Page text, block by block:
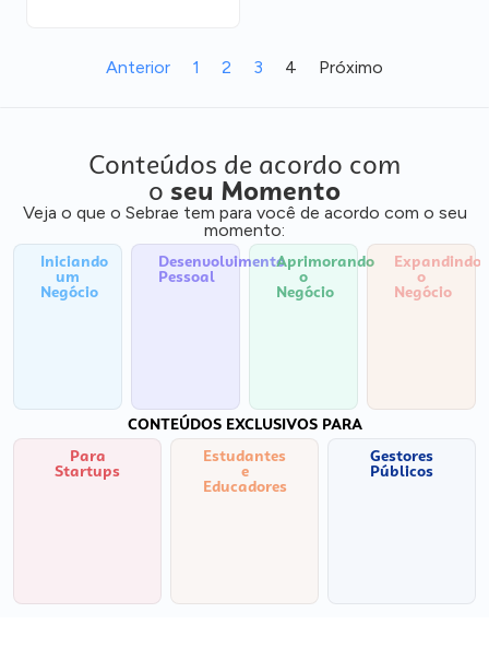
Anterior 1 2 3 4 Próximo
Conteúdos de acordo com
o seu Momento
Veja o que o Sebrae tem para você de acordo com o seu
momento:
Iniciando
um
Negócio
Desenvolvimento
Pessoal
Aprimorando
o
Negócio
Expandindo
o
Negócio
CONTEÚDOS EXCLUSIVOS PARA
Para
Startups
Estudantes
e
Educadores
Gestores
Públicos